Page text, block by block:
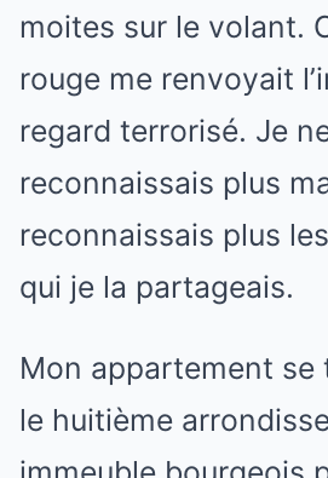
moites sur le volant.
rouge me renvoyait
regard terrorisé. Je
reconnaissais plus
reconnaissais plus
qui je la partageais.
Mon appartement se
le huitième